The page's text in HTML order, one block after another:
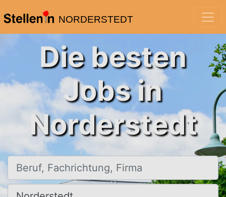
NORDERSTEDT
Die besten
Jobs in
Norderstedt
Beruf, Fachrichtung, Firma
Ort, Stadt